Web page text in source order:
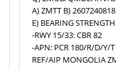
A) ZMTT B)
E) BEARING
-RWY 15/33: CBR 82
-APN: PCR 180/R/D/Y/T
REF/AIP MONGOLIA